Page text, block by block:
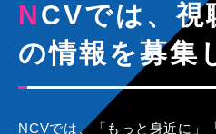
NCVでは、視聴者さまから
の情報を募集
NCVでは、「もっと身近に」